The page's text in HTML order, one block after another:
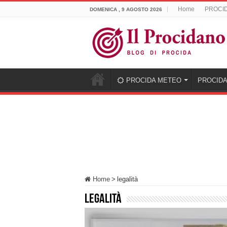
DOMENICA , 9 AGOSTO 2026 Home
PROCIDA METEO
Home > legalità
legalità